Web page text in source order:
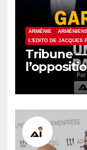
ARMÉNIE
L'EDITO DE JACQUES
Tribune —
système,